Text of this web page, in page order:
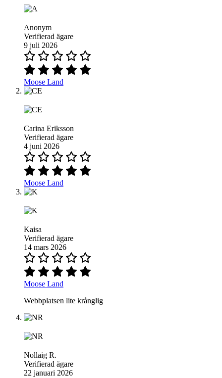
Anonym
Verifierad ägare
9 juli 2026
Moose Land
Carina Eriksson
Verifierad ägare
4 juni 2026
Moose Land
Kaisa
Verifierad ägare
14 mars 2026
Moose Land
Webbplatsen lite krånglig
Nollaig R.
Verifierad ägare
22 januari 2026